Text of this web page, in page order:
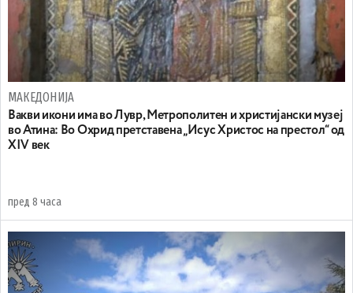
МАКЕДОНИЈА
Вакви икони има во Лувр, Метрополитен и христијански музеј
во Атина: Во Охрид претставена „Исус Христос на престол“ од
XIV век
пред 8 часа